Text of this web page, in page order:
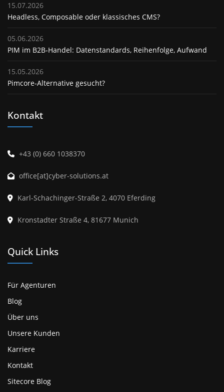
15.07.2026
Headless, Composable oder klassisches CMS?
05.06.2026
PIM im B2B‑Handel: Datenstandards, Reihenfolge, Aufwand
15.05.2026
Pimcore‑Alternative gesucht?
Kontakt
+43 (0) 660 1038370
office[at]cyber-solutions.at
Karl-Schachinger-Straße 2, 4070 Eferding
Kronstadter Straße 4, 81677 Munich
Quick Links
Für Agenturen
Blog
Über uns
Unsere Kunden
Karriere
Kontakt
Sitecore Blog